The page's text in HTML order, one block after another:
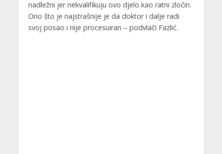
nadležni jer nekvalifikuju ovo djelo kao ratni zločin.
Ono što je najstrašnije je da doktor i dalje radi
svoj posao i nije procesuiran – podvlači Fazlić.